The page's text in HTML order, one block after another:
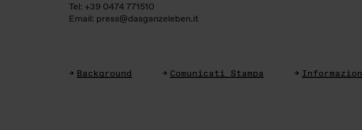
Tel: +39 0474 771510
Email: press@dasganzeleben.it
Background Comunicati Stampa